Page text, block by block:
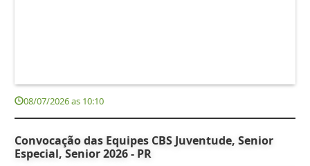
08/07/2026 as 10:10
Convocação das Equipes CBS Juventude, Senior
Especial, Senior 2026 - PR